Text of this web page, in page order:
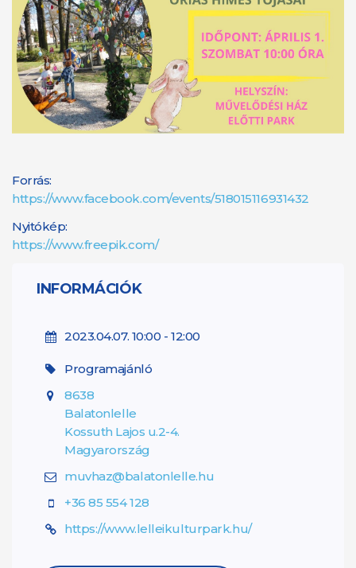
Forrás:
https://www.facebook.com/events/518015116931432
Nyitókép:
https://www.freepik.com/
INFORMÁCIÓK
2023.04.07. 10:00 - 12:00
Programajánló
8638
Balatonlelle
Kossuth Lajos u.2-4.
Magyarország
muvhaz@balatonlelle.hu
+36 85 554 128
https://www.lelleikulturpark.hu/